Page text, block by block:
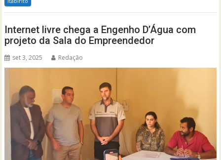
Internet livre chega a Engenho D’Água com
projeto da Sala do Empreendedor
set 3, 2025 Redação